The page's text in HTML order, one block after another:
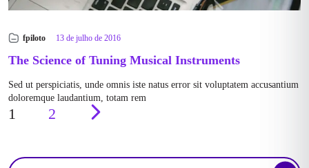
fpiloto 13 de julho de 2016
The Science of Tuning Musical Instruments
Sed ut perspiciatis, unde omnis iste natus error sit voluptatem accusantium
doloremque laudantium, totam rem
1 2
Search